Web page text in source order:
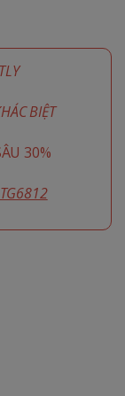
BIỆT
30%